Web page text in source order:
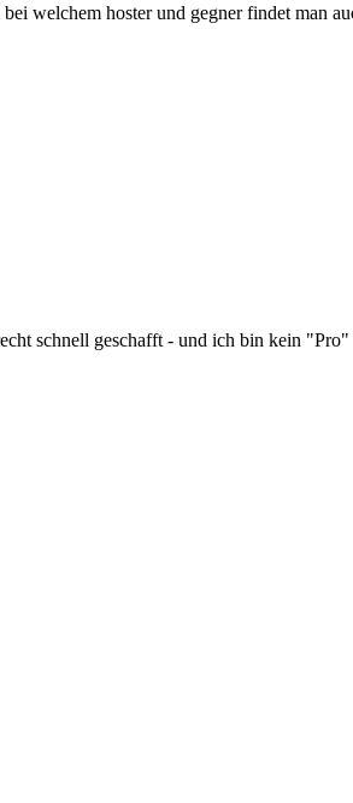
welchem hoster und gegner findet man
schnell geschafft - und ich bin kein "Pro"